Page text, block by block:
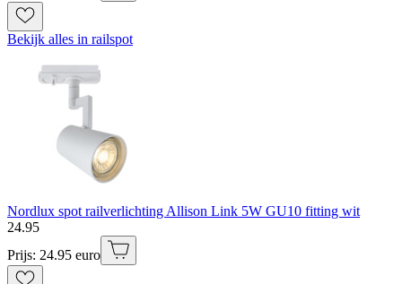
Bekijk alles in railspot
Nordlux spot railverlichting Allison Link 5W GU10 fitting wit
24.95
Prijs: 24.95 euro